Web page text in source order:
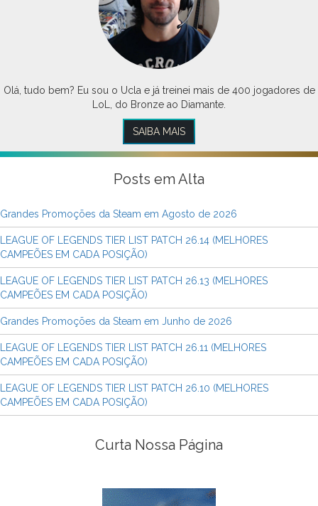
Olá, tudo bem? Eu sou o Ucla e já treinei mais de 400 jogadores de
LoL, do Bronze ao Diamante.
SAIBA MAIS
Posts em Alta
Grandes Promoções da Steam em Agosto de 2026
LEAGUE OF LEGENDS TIER LIST PATCH 26.14 (MELHORES
CAMPEÕES EM CADA POSIÇÃO)
LEAGUE OF LEGENDS TIER LIST PATCH 26.13 (MELHORES
CAMPEÕES EM CADA POSIÇÃO)
Grandes Promoções da Steam em Junho de 2026
LEAGUE OF LEGENDS TIER LIST PATCH 26.11 (MELHORES
CAMPEÕES EM CADA POSIÇÃO)
LEAGUE OF LEGENDS TIER LIST PATCH 26.10 (MELHORES
CAMPEÕES EM CADA POSIÇÃO)
Curta Nossa Página